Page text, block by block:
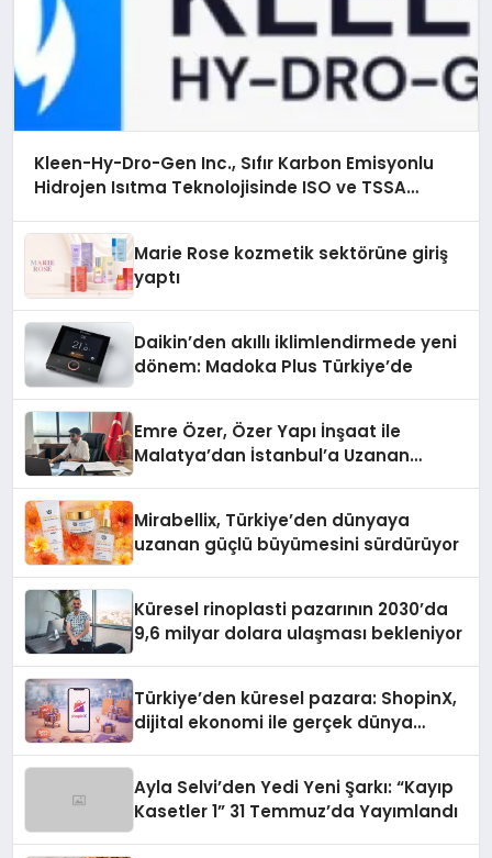
Kleen-Hy-Dro-Gen Inc., Sıfır Karbon Emisyonlu
Hidrojen Isıtma Teknolojisinde ISO ve TSSA
Marie Rose kozmetik sektörüne giriş
yaptı
Daikin’den akıllı iklimlendirmede yeni
dönem: Madoka Plus Türkiye’de
Emre Özer, Özer Yapı İnşaat ile
Malatya’dan İstanbul’a Uzanan
Mirabellix, Türkiye’den dünyaya
uzanan güçlü büyümesini sürdürüyor
Küresel rinoplasti pazarının 2030’da
9,6 milyar dolara ulaşması bekleniyor
Türkiye’den küresel pazara: ShopinX,
dijital ekonomi ile gerçek dünya
Ayla Selvi’den Yedi Yeni Şarkı: “Kayıp
Kasetler 1” 31 Temmuz’da Yayımlandı